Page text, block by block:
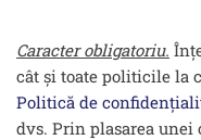
Caracter obligatoriu.
cât și toate politicile la
Politică de
dvs. Prin plasarea